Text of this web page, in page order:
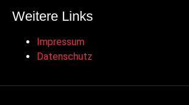
Weitere Links
Impressum
Datenschutz